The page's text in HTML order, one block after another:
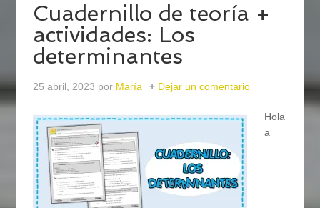
Cuadernillo de teoría +
actividades: Los
determinantes
25 abril, 2023 por María Dejar un comentario
Hola
a